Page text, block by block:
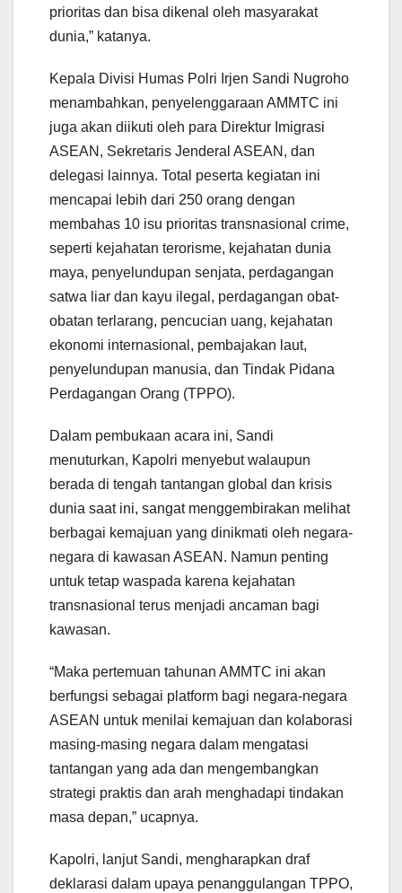
prioritas dan bisa dikenal oleh masyarakat
dunia,” katanya.
Kepala Divisi Humas Polri Irjen Sandi Nugroho
menambahkan, penyelenggaraan AMMTC ini
juga akan diikuti oleh para Direktur Imigrasi
ASEAN, Sekretaris Jenderal ASEAN, dan
delegasi lainnya. Total peserta kegiatan ini
mencapai lebih dari 250 orang dengan
membahas 10 isu prioritas transnasional crime,
seperti kejahatan terorisme, kejahatan dunia
maya, penyelundupan senjata, perdagangan
satwa liar dan kayu ilegal, perdagangan obat-
obatan terlarang, pencucian uang, kejahatan
ekonomi internasional, pembajakan laut,
penyelundupan manusia, dan Tindak Pidana
Perdagangan Orang (TPPO).
Dalam pembukaan acara ini, Sandi
menuturkan, Kapolri menyebut walaupun
berada di tengah tantangan global dan krisis
dunia saat ini, sangat menggembirakan melihat
berbagai kemajuan yang dinikmati oleh negara-
negara di kawasan ASEAN. Namun penting
untuk tetap waspada karena kejahatan
transnasional terus menjadi ancaman bagi
kawasan.
“Maka pertemuan tahunan AMMTC ini akan
berfungsi sebagai platform bagi negara-negara
ASEAN untuk menilai kemajuan dan kolaborasi
masing-masing negara dalam mengatasi
tantangan yang ada dan mengembangkan
strategi praktis dan arah menghadapi tindakan
masa depan,” ucapnya.
Kapolri, lanjut Sandi, mengharapkan draf
deklarasi dalam upaya penanggulangan TPPO,